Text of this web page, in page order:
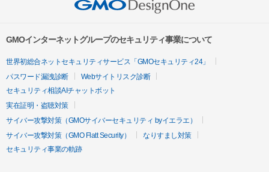
GMOインターネットグループのセキュリティ事業について
世界初総合ネットセキュリティサービス「GMOセキュリティ24」
パスワード漏洩診断
Webサイトリスク診断
セキュリティ相談AIチャットボット
実在証明・盗聴対策
サイバー攻撃対策（GMOサイバーセキュリティ byイエラエ）
サイバー攻撃対策（GMO Flatt Security）
なりすまし対策
セキュリティ事業の軌跡